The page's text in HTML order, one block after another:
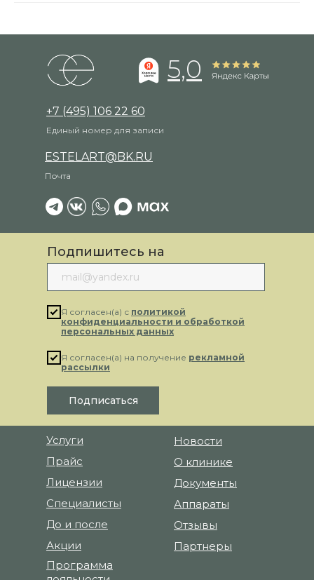
Услуги
Прайс
Лицензии
+7 (495) 106 22 60
Единый номер для записи
ESTELART@BK.RU
Почта
Специалисты
О клинике
Новости
Документы
Аппараты
Отзывы
Программа
Партнеры
До и после
Акции
Подпишитесь на
рассылку
Я согласен(а) с политикой
конфиденциальности и обработкой
персональных данных
Я согласен(а) на получение рекламной
рассылки
Подписаться
5,0